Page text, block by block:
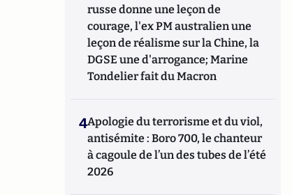
russe donne une leçon de
courage, l'ex PM australien une
leçon de réalisme sur la Chine, la
DGSE une d'arrogance; Marine
Tondelier fait du Macron
4Apologie du terrorisme et du viol,
antisémite : Boro 700, le chanteur
à cagoule de l’un des tubes de l’été
2026